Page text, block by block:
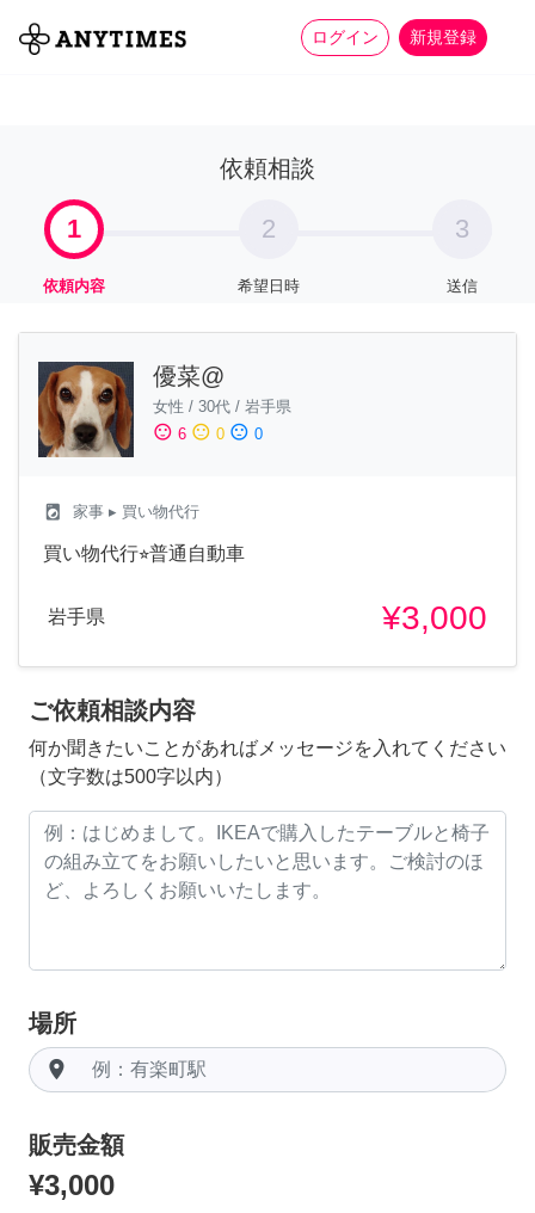
ログイン 新規登録
全て 家事 more_horiz
依頼相談
1
依頼内容
2
希望日時
3
送信
優菜@
女性 / 30代 / 岩手県
sentiment_satisfied 6 sentiment_neutral 0 sentiment_dissatisfied 0
local_laundry_service 家事 ▸ 買い物代行
買い物代行⭐︎普通自動車
岩手県 ¥3,000
ご依頼相談内容
何か聞きたいことがあればメッセージを入れてください
（文字数は500字以内）
場所
room
販売金額
¥3,000